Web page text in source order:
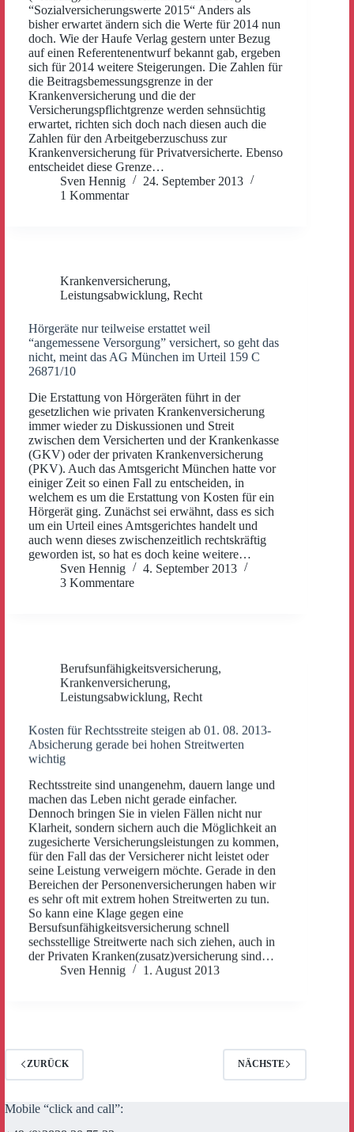
“Sozialversicherungswerte 2015“ Anders als
bisher erwartet ändern sich die Werte für 2014 nun
doch. Wie der Haufe Verlag gestern unter Bezug
auf einen Referentenentwurf bekannt gab, ergeben
sich für 2014 weitere Steigerungen. Die Zahlen für
die Beitragsbemessungsgrenze in der
Krankenversicherung und die der
Versicherungspflichtgrenze werden sehnsüchtig
erwartet, richten sich doch nach diesen auch die
Zahlen für den Arbeitgeberzuschuss zur
Krankenversicherung für Privatversicherte. Ebenso
entscheidet diese Grenze…
Sven Hennig
24. September 2013
1 Kommentar
Krankenversicherung,
Leistungsabwicklung, Recht
Hörgeräte nur teilweise erstattet weil
“angemessene Versorgung” versichert, so geht das
nicht, meint das AG München im Urteil 159 C
26871/10
Die Erstattung von Hörgeräten führt in der
gesetzlichen wie privaten Krankenversicherung
immer wieder zu Diskussionen und Streit
zwischen dem Versicherten und der Krankenkasse
(GKV) oder der privaten Krankenversicherung
(PKV). Auch das Amtsgericht München hatte vor
einiger Zeit so einen Fall zu entscheiden, in
welchem es um die Erstattung von Kosten für ein
Hörgerät ging. Zunächst sei erwähnt, dass es sich
um ein Urteil eines Amtsgerichtes handelt und
auch wenn dieses zwischenzeitlich rechtskräftig
geworden ist, so hat es doch keine weitere…
Sven Hennig
4. September 2013
3 Kommentare
Berufsunfähigkeitsversicherung,
Krankenversicherung,
Leistungsabwicklung, Recht
Kosten für Rechtsstreite steigen ab 01. 08. 2013-
Absicherung gerade bei hohen Streitwerten
wichtig
Rechtsstreite sind unangenehm, dauern lange und
machen das Leben nicht gerade einfacher.
Dennoch bringen Sie in vielen Fällen nicht nur
Klarheit, sondern sichern auch die Möglichkeit an
zugesicherte Versicherungsleistungen zu kommen,
für den Fall das der Versicherer nicht leistet oder
seine Leistung verweigern möchte. Gerade in den
Bereichen der Personenversicherungen haben wir
es sehr oft mit extrem hohen Streitwerten zu tun.
So kann eine Klage gegen eine
Bersufsunfähigkeitsversicherung schnell
sechsstellige Streitwerte nach sich ziehen, auch in
der Privaten Kranken(zusatz)versicherung sind…
Sven Hennig
1. August 2013
ZURÜCK NÄCHSTE
Mobile “click and call”: